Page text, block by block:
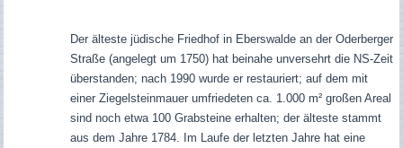
Der älteste jüdische Friedhof in Eberswalde an der Oderberger
Straße (angelegt um 1750) hat beinahe unversehrt die NS-Zeit
überstanden; nach 1990 wurde er restauriert; auf dem mit
einer Ziegelsteinmauer umfriedeten ca. 1.000 m² großen Areal
sind noch etwa 100 Grabsteine erhalten; der älteste stammt
aus dem Jahre 1784. Im Laufe der letzten Jahre hat eine